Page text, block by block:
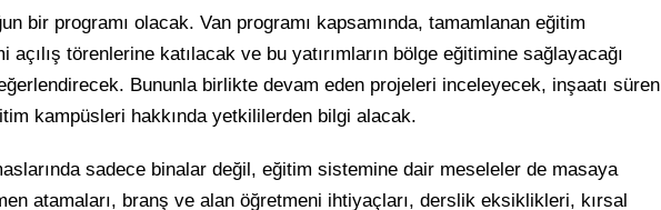
bir programı olacak. Van programı kapsamında, tamamlanan eğitim
açılış törenlerine katılacak ve bu yatırımların bölge eğitimine sağlayacağı
Bununla birlikte devam eden projeleri inceleyecek, inşaatı süren
kampüsleri hakkında yetkililerden bilgi alacak.
sadece binalar değil, eğitim sistemine dair meseleler de masaya
atamaları, branş ve alan öğretmeni ihtiyaçları, derslik eksiklikleri, kırsal